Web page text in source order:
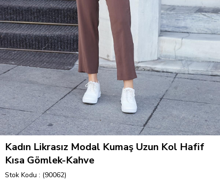
Kadın Likrasız Modal Kumaş Uzun Kol Hafif
Kısa Gömlek-Kahve
Stok Kodu (90062)